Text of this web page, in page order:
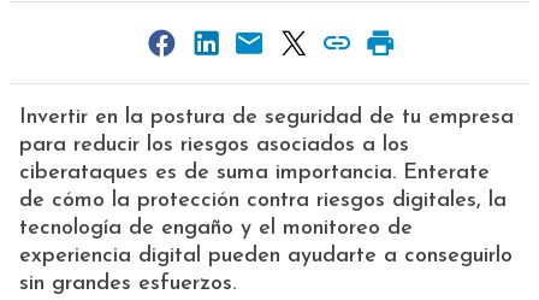
Invertir en la postura de seguridad de tu empresa
para reducir los riesgos asociados a los
ciberataques es de suma importancia. Enterate
de cómo la protección contra riesgos digitales, la
tecnología de engaño y el monitoreo de
experiencia digital pueden ayudarte a conseguirlo
sin grandes esfuerzos.